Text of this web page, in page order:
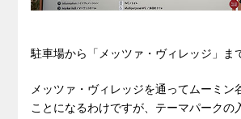
駐車場から「メッツァ・ヴィレッジ」ま
メッツァ・ヴィレッジを通ってムーミン
ことになるわけですが、テーマパークの